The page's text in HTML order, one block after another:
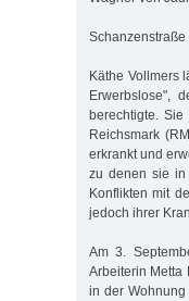
Schanzenstraße
Käthe Vollmers
Erwerbslose",
berechtigte.
Reichsmark
erkrankt und
zu denen sie in
Konflikten mit
jedoch ihrer
Am 3.
Arbeiterin Metta
in der